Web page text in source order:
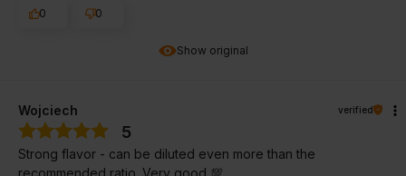
Show original
0
0
Wojciech verified
5
Strong flavor - can be diluted even more than the
recommended ratio. Very good 💯